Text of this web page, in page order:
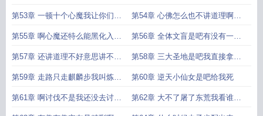
场的是 巅峰了
第53章 一顿十个心魔我让你们放
下屠刀
第54章 心佛怎么也不讲道理啊啊
不是
第55章 啊心魔还特么能黑化入魔
归入
第56章 全体文盲是吧有没有一种
可能
第57章 还讲道理不好意思讲不了
一点
第58章 三大圣地是吧我直接拿你
们老祖
第59章 走路只走麒麟步我叫炼天
你记住
第60章 逆天小仙女是吧给我死
第61章 啊讨伐不是我还没去讨伐 第62章 大不了屠了东荒我看谁敢